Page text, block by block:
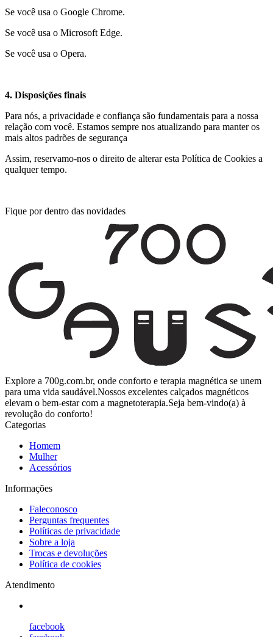
Se você usa o Google Chrome.
Se você usa o Microsoft Edge.
Se você usa o Opera.
4. Disposições finais
Para nós, a privacidade e confiança são fundamentais para a nossa
relação com você. Estamos sempre nos atualizando para manter os
mais altos padrões de segurança
Assim, reservamo-nos o direito de alterar esta Política de Cookies a
qualquer tempo.
Fique por dentro das novidades
Explore a 700g.com.br, onde conforto e terapia magnética se unem
para uma vida saudável.Nossos excelentes calçados magnéticos
elevam o bem-estar com a magnetoterapia.Seja bem-vindo(a) à
revolução do conforto!
Categorias
Homem
Mulher
Acessórios
Informações
Faleconosco
Perguntas frequentes
Políticas de privacidade
Sobre a loja
Trocas e devoluções
Política de cookies
Atendimento
facebook